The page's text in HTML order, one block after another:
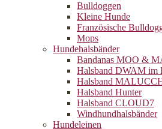
Bulldoggen
Kleine Hunde
Französische
Mops
Hundehalsbänder
Bandanas MOO &
Halsband DWAM im
Halsband
Halsband Hunter
Halsband CLOUD7
Windhundhalsbänder
Hundeleinen